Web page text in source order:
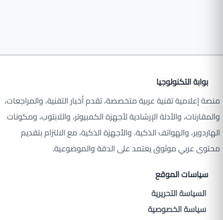
بوابة التكنولوجيا
منصة إعلامية تقنية عربية متخصصة، تقدم أخبار التقنية، والمراجعات،
والمقارنات، والأدلة الإرشادية لأجهزة الكمبيوتر، واللابتوب، ومكونات
الهاردوير، والهواتف الذكية، والأجهزة الذكية، مع الالتزام بتقديم
محتوى عربي موثوق يعتمد على الدقة والموضوعية.
سياسات الموقع
السياسة التحريرية
سياسة الخصوصية